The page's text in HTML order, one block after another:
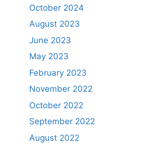
October 2024
August 2023
June 2023
May 2023
February 2023
November 2022
October 2022
September 2022
August 2022